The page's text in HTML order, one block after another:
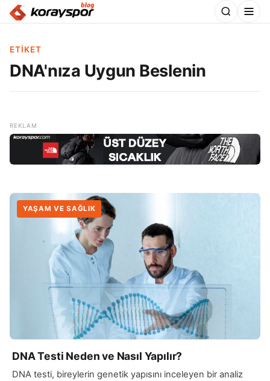
ETIKET
DNA'nıza Uygun Beslenin
YAŞAM VE SAĞLIK
DNA Testi Neden ve Nasıl Yapılır?
DNA testi, bireylerin genetik yapısını inceleyen bir analiz